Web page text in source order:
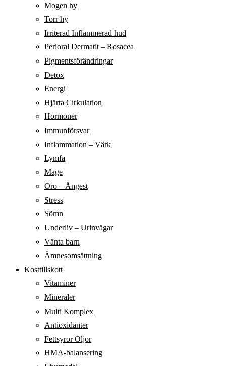
Mogen hy
Torr hy
Irriterad Inflammerad hud
Perioral Dermatit – Rosacea
Pigmentsförändringar
Detox
Energi
Hjärta Cirkulation
Hormoner
Immunförsvar
Inflammation – Värk
Lymfa
Mage
Oro – Ångest
Stress
Sömn
Underliv – Urinvägar
Vänta barn
Ämnesomsättning
Kosttillskott
Vitaminer
Mineraler
Multi Komplex
Antioxidanter
Fettsyror Oljor
HMA-balansering